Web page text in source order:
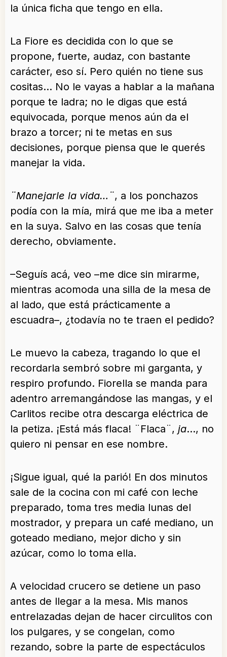
la única ficha que tengo en ella.
La Fiore es decidida con lo que se
propone, fuerte, audaz, con bastante
carácter, eso sí. Pero quién no tiene sus
cositas… No le vayas a hablar a la mañana
porque te ladra; no le digas que está
equivocada, porque menos aún da el
brazo a torcer; ni te metas en sus
decisiones, porque piensa que le querés
manejar la vida.
¨Manejarle la vida…¨, a los ponchazos
podía con la mía, mirá que me iba a meter
en la suya. Salvo en las cosas que tenía
derecho, obviamente.
–Seguís acá, veo –me dice sin mirarme,
mientras acomoda una silla de la mesa de
al lado, que está prácticamente a
escuadra–, ¿todavía no te traen el pedido?
Le muevo la cabeza, tragando lo que el
recordarla sembró sobre mi garganta, y
respiro profundo. Fiorella se manda para
adentro arremangándose las mangas, y el
Carlitos recibe otra descarga eléctrica de
la petiza. ¡Está más flaca! ¨Flaca¨, ja…, no
quiero ni pensar en ese nombre.
¡Sigue igual, qué la parió! En dos minutos
sale de la cocina con mi café con leche
preparado, toma tres media lunas del
mostrador, y prepara un café mediano, un
goteado mediano, mejor dicho y sin
azúcar, como lo toma ella.
A velocidad crucero se detiene un paso
antes de llegar a la mesa. Mis manos
entrelazadas dejan de hacer circulitos con
los pulgares, y se congelan, como
rezando, sobre la parte de espectáculos